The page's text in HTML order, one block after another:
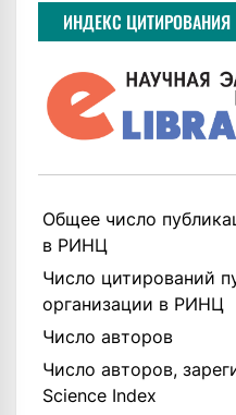
ИНДЕКС ЦИТИРОВАНИЯ
Общее число
в РИНЦ
Число цитирований
организации в РИНЦ
Число авторов
Число авторов,
Science Index